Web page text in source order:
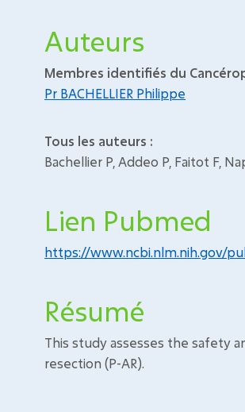
Auteurs
Membres identifiés du
Pr BACHELLIER Philippe
Tous les auteurs :
Bachellier P, Addeo P, Faitot F,
Lien Pubmed
https://www.ncbi.nlm.nih.gov/
Résumé
This study assesses the safety
resection (P-AR).